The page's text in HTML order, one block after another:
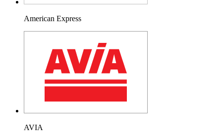
American Express
AVIA